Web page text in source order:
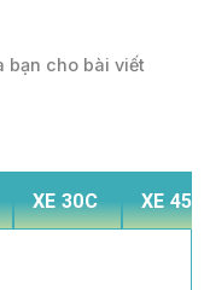
bạn cho bài viết
XE 30C XE 45C